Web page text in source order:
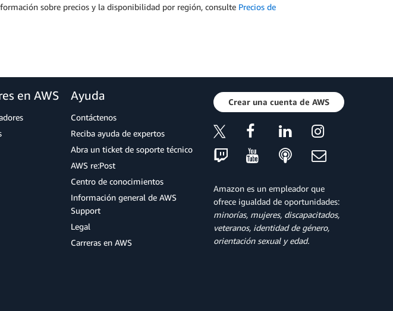
sobre precios y la disponibilidad por región, consulte Precios de
en AWS Ayuda
Contáctenos
Reciba ayuda de expertos
Abra un ticket de soporte técnico
AWS re:Post
Centro de conocimientos
Información general de AWS
Support
Legal
Carreras en AWS
Crear una cuenta de AWS
Amazon es un empleador que
ofrece igualdad de oportunidades:
minorías, mujeres, discapacitados,
veteranos, identidad de género,
orientación sexual y edad.